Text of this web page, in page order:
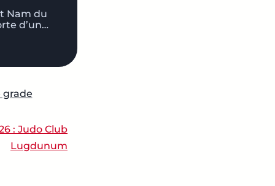
Nam du
d’un…
grade
: Judo Club
Lugdunum